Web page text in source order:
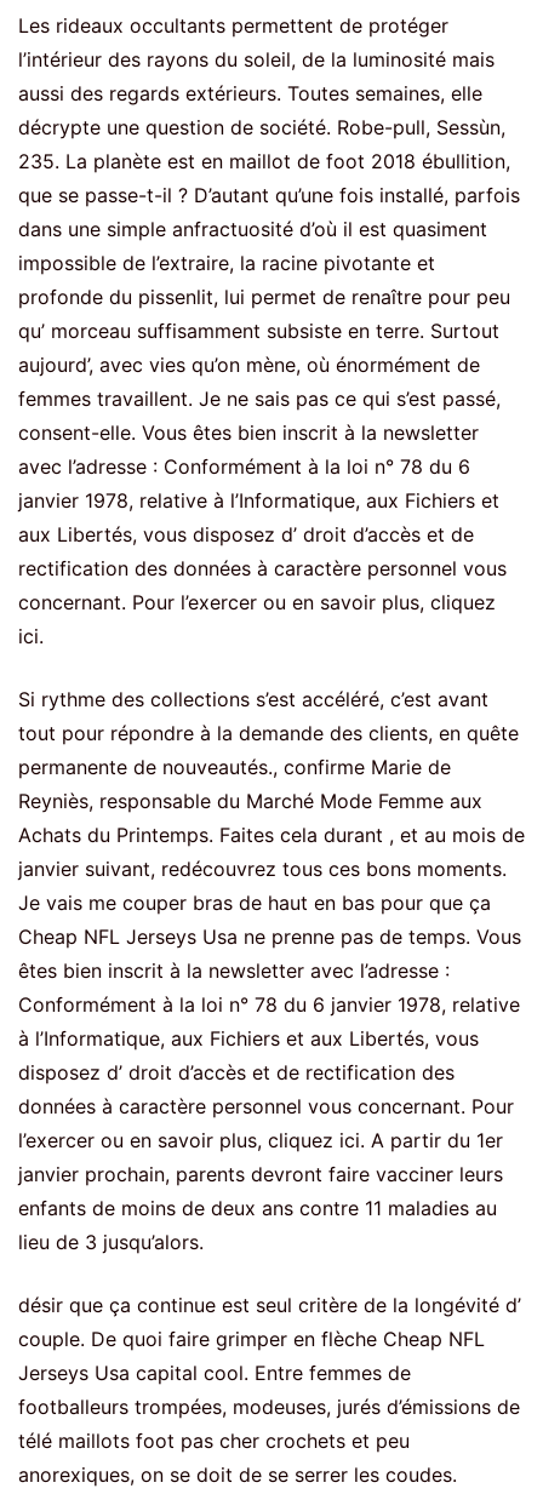
Les rideaux occultants permettent de protéger
l’intérieur des rayons du soleil, de la luminosité mais
aussi des regards extérieurs. Toutes semaines, elle
décrypte une question de société. Robe-pull, Sessùn,
235. La planète est en maillot de foot 2018 ébullition,
que se passe-t-il ? D’autant qu’une fois installé, parfois
dans une simple anfractuosité d’où il est quasiment
impossible de l’extraire, la racine pivotante et
profonde du pissenlit, lui permet de renaître pour peu
qu’ morceau suffisamment subsiste en terre. Surtout
aujourd’, avec vies qu’on mène, où énormément de
femmes travaillent. Je ne sais pas ce qui s’est passé,
consent-elle. Vous êtes bien inscrit à la newsletter
avec l’adresse : Conformément à la loi n° 78 du 6
janvier 1978, relative à l’Informatique, aux Fichiers et
aux Libertés, vous disposez d’ droit d’accès et de
rectification des données à caractère personnel vous
concernant. Pour l’exercer ou en savoir plus, cliquez
ici.
Si rythme des collections s’est accéléré, c’est avant
tout pour répondre à la demande des clients, en quête
permanente de nouveautés., confirme Marie de
Reyniès, responsable du Marché Mode Femme aux
Achats du Printemps. Faites cela durant , et au mois de
janvier suivant, redécouvrez tous ces bons moments.
Je vais me couper bras de haut en bas pour que ça
Cheap NFL Jerseys Usa ne prenne pas de temps. Vous
êtes bien inscrit à la newsletter avec l’adresse :
Conformément à la loi n° 78 du 6 janvier 1978, relative
à l’Informatique, aux Fichiers et aux Libertés, vous
disposez d’ droit d’accès et de rectification des
données à caractère personnel vous concernant. Pour
l’exercer ou en savoir plus, cliquez ici. A partir du 1er
janvier prochain, parents devront faire vacciner leurs
enfants de moins de deux ans contre 11 maladies au
lieu de 3 jusqu’alors.
désir que ça continue est seul critère de la longévité d’
couple. De quoi faire grimper en flèche Cheap NFL
Jerseys Usa capital cool. Entre femmes de
footballeurs trompées, modeuses, jurés d’émissions de
télé maillots foot pas cher crochets et peu
anorexiques, on se doit de se serrer les coudes.